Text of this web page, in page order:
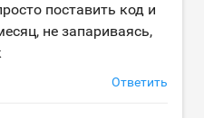
поставить код и
не запариваясь,
Ответить